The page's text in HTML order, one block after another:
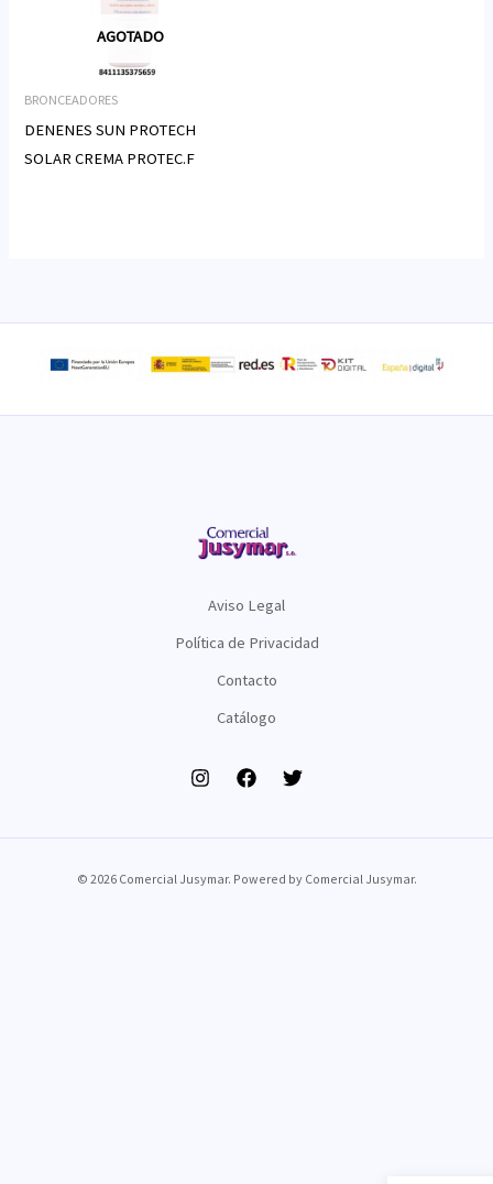
AGOTADO
BRONCEADORES
DENENES SUN PROTECH
SOLAR CREMA PROTEC.F
Aviso Legal
Política de Privacidad
Contacto
Catálogo
© 2026 Comercial Jusymar. Powered by Comercial Jusymar.